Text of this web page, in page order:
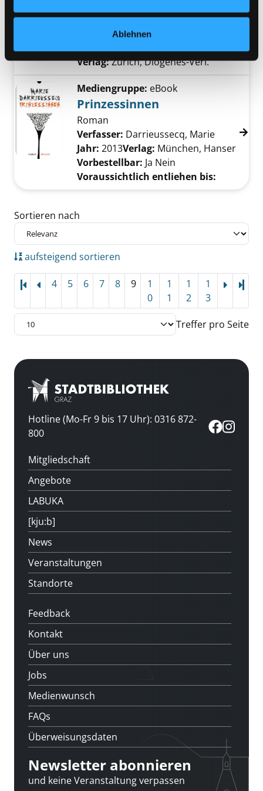
Ablehnen
Exemplar-Details von Untreue anzeigen
Untreue
Roman
Verfasser:Coelho, Paulo
Verlag:Zürich, Diogenes-Verl.
Mediengruppe: eBook
Prinzessinnen
Roman
Verfasser: Darrieussecq, Marie Suche
Jahr: 2013Verlag: München, Hanser
Vorbestellbar: Ja Nein
Voraussichtlich entliehen bis:
Zu den Suchfiltern springen
Sortieren nach
aufsteigend sortieren
4 5 6 7 8 9
1
0
1
1
1
2
1
3
Treffer pro Seite
Hotline (Mo-Fr 9 bis 17 Uhr): 0316 872-
800
Mitgliedschaft
Angebote
LABUKA
[kju:b]
News
Veranstaltungen
Standorte
Feedback
Kontakt
Über uns
Jobs
Medienwunsch
FAQs
Überweisungsdaten
Newsletter abonnieren
und keine Veranstaltung verpassen